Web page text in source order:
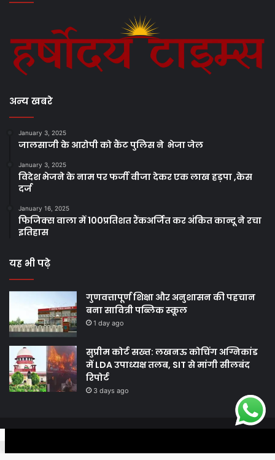
अन्य खबरे
January 3, 2025
जालसाजी के आरोपी को कैंट पुलिस ने भेजा जेल
January 3, 2025
विदेश भेजने के नाम पर फर्जी वीजा देकर एक लाख हड़पा ,केस
दर्ज
January 16, 2025
फिजिक्स वाला में 100प्रतिशत रैंकअर्जित कर अंकित कान्दू ने रचा
इतिहास
यह भी पढ़े
गुणवत्तापूर्ण शिक्षा और अनुशासन की पहचान
बना सावित्री पब्लिक स्कूल
1 day ago
सुप्रीम कोर्ट सख्त: लखनऊ कोचिंग अग्निकांड
में LDA उपाध्यक्ष तलब, SIT से मांगी सीलबंद
रिपोर्ट
3 days ago
Facebook Twitter WhatsApp Telegram Viber